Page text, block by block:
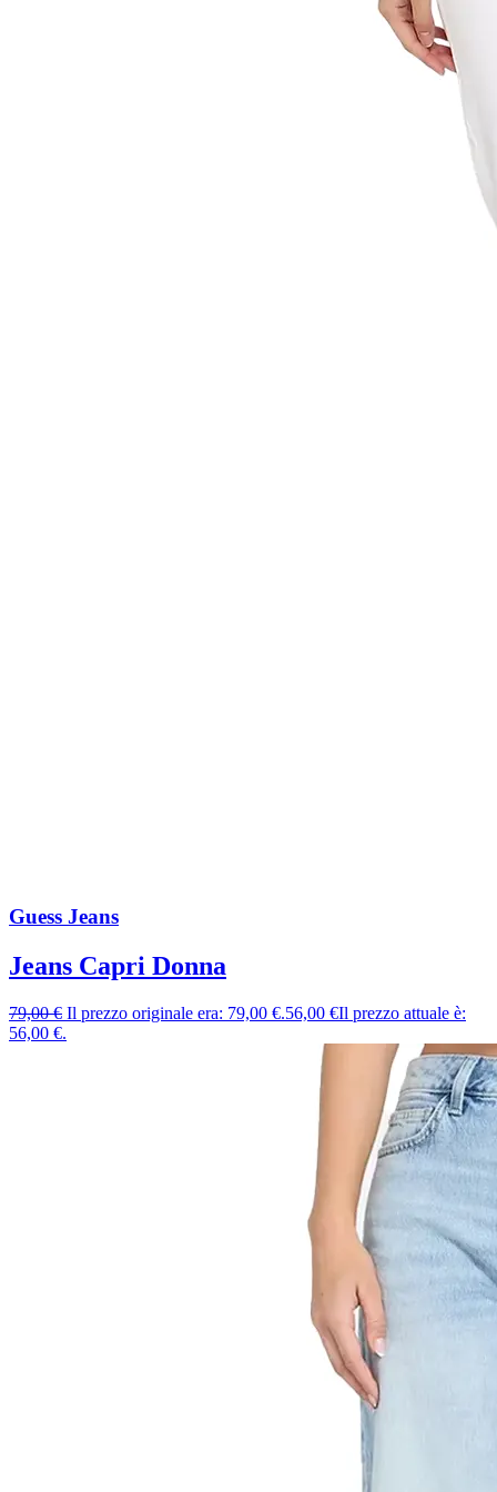
Guess Jeans
Jeans Capri Donna
79,00€ Il prezzo originale era: 79,00 €.56,00 €Il prezzo attuale è:
56,00 €.